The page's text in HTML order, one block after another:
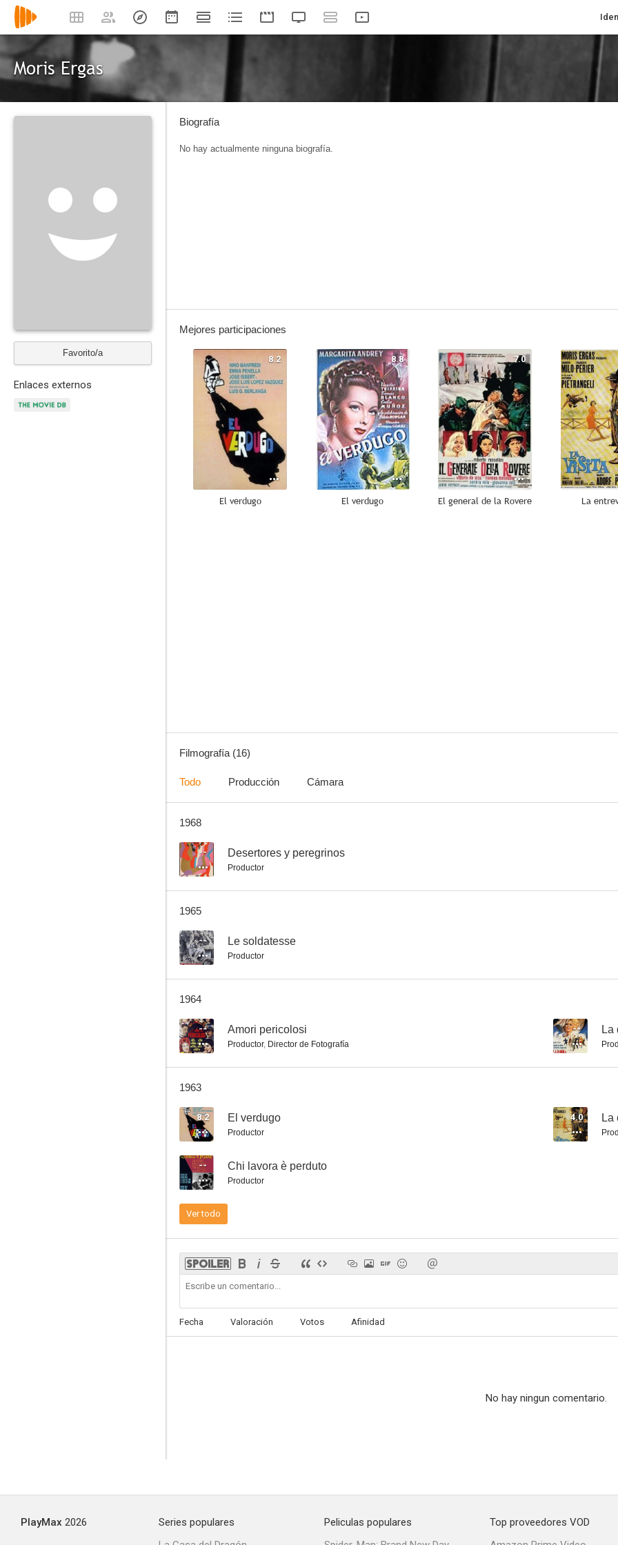
Moris Ergas
Favorito/a
Enlaces externos
Biografía
No hay actualmente ninguna biografía.
Mejores participaciones
8.2
El verdugo
8.8
El verdugo
7.0
El general de la Rovere La
Filmografía (16)
Todo Producción Cámara
1968
-- Desertores y peregrinos
Productor
1965
-- Le soldatesse
Productor
1964
-- Amori pericolosi
Productor, Director de Fotografía
-- La
1963
8.2 El verdugo
Productor
4.0 La
-- Chi lavora è perduto
Productor
Ver todo
Fecha Valoración Votos Afinidad
No hay ningun comentario.
PlayMax 2026
Series populares
Peliculas populares
Top proveedores VOD